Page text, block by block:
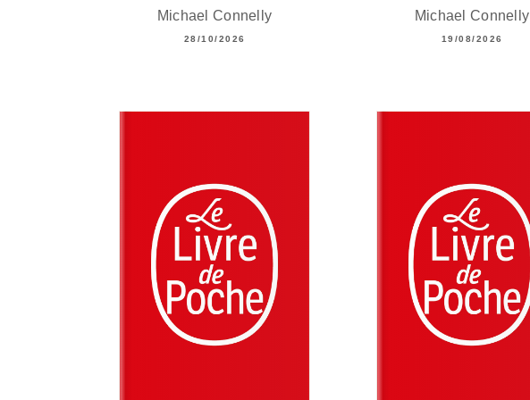
Michael Connelly
28/10/2026
Michael Connelly
19/08/2026